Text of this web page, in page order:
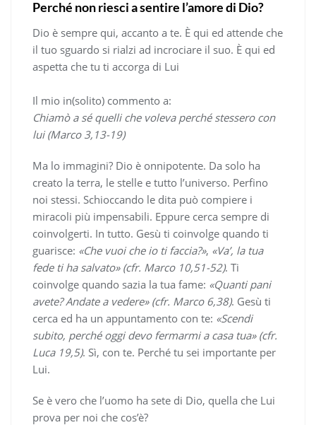
Perché non riesci a sentire l’amore di Dio?
Dio è sempre qui, accanto a te. È qui ed attende che
il tuo sguardo si rialzi ad incrociare il suo. È qui ed
aspetta che tu ti accorga di Lui
Il mio in(solito) commento a:
Chiamò a sé quelli che voleva perché stessero con
lui (Marco 3,13-19)
Ma lo immagini? Dio è onnipotente. Da solo ha
creato la terra, le stelle e tutto l’universo. Perfino
noi stessi. Schioccando le dita può compiere i
miracoli più impensabili. Eppure cerca sempre di
coinvolgerti. In tutto. Gesù ti coinvolge quando ti
guarisce: «Che vuoi che io ti faccia?», «Va’, la tua
fede ti ha salvato» (cfr. Marco 10,51-52). Ti
coinvolge quando sazia la tua fame: «Quanti pani
avete? Andate a vedere» (cfr. Marco 6,38). Gesù ti
cerca ed ha un appuntamento con te: «Scendi
subito, perché oggi devo fermarmi a casa tua» (cfr.
Luca 19,5). Sì, con te. Perché tu sei importante per
Lui.
Se è vero che l’uomo ha sete di Dio, quella che Lui
prova per noi che cos’è?